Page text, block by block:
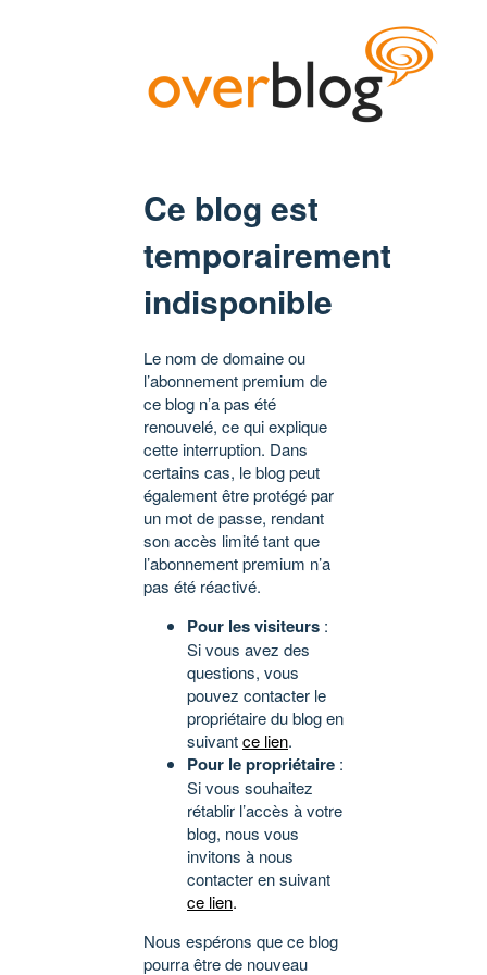
Ce blog est
temporairement
indisponible
Le nom de domaine ou
l’abonnement premium de
ce blog n’a pas été
renouvelé, ce qui explique
cette interruption. Dans
certains cas, le blog peut
également être protégé par
un mot de passe, rendant
son accès limité tant que
l’abonnement premium n’a
pas été réactivé.
Pour les visiteurs :
Si vous avez des
questions, vous
pouvez contacter le
propriétaire du blog en
suivantce lien.
Pour le propriétaire :
Si vous souhaitez
rétablir l’accès à votre
blog, nous vous
invitons à nous
contacter en suivant
ce lien.
Nous espérons que ce blog
pourra être de nouveau